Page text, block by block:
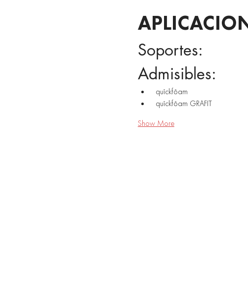
Soportes:
Admisibles:
quîckfôam
quîckfôam GRAFIT
Show More